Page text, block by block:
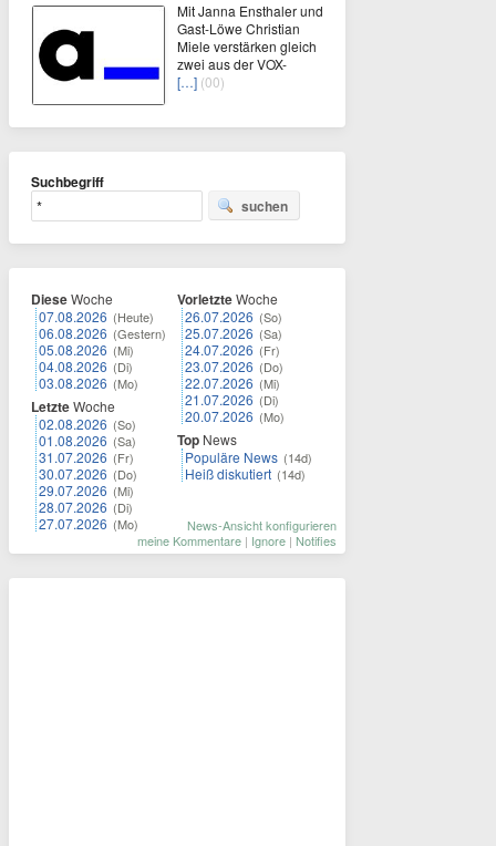
Mit Janna Ensthaler und
Gast-Löwe Christian
Miele verstärken gleich
zwei aus der VOX-
[…] (00)
Suchbegriff
suchen
DieseWoche
07.08.2026 (Heute)
06.08.2026 (Gestern)
05.08.2026 (Mi)
04.08.2026 (Di)
03.08.2026 (Mo)
LetzteWoche
02.08.2026 (So)
01.08.2026 (Sa)
31.07.2026 (Fr)
30.07.2026 (Do)
29.07.2026 (Mi)
28.07.2026 (Di)
27.07.2026 (Mo)
VorletzteWoche
26.07.2026 (So)
25.07.2026 (Sa)
24.07.2026 (Fr)
23.07.2026 (Do)
22.07.2026 (Mi)
21.07.2026 (Di)
20.07.2026 (Mo)
Top News
Populäre News (14d)
Heiß diskutiert (14d)
News-Ansicht konfigurieren
meine Kommentare | Ignore | Notifies